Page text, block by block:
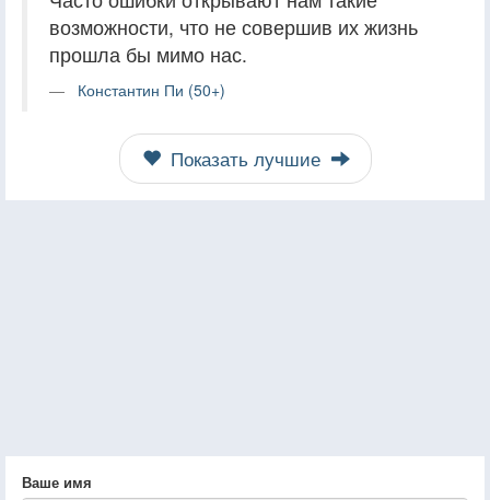
возможности, что не совершив их жизнь
прошла бы мимо нас.
Константин Пи (50+)
Показать лучшие
Ваше имя